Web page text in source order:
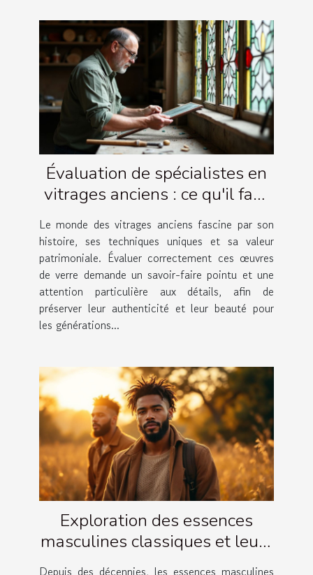
Évaluation de spécialistes en
vitrages anciens : ce qu'il faut
savoir
Le monde des vitrages anciens fascine par son
histoire, ses techniques uniques et sa valeur
patrimoniale. Évaluer correctement ces œuvres
de verre demande un savoir-faire pointu et une
attention particulière aux détails, afin de
préserver leur authenticité et leur beauté pour
les générations...
Exploration des essences
masculines classiques et leurs
évolutions
Depuis des décennies, les essences masculines